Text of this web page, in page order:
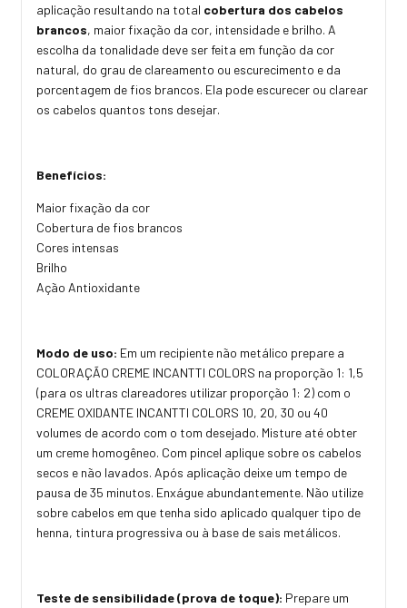
aplicação resultando na total cobertura dos cabelos
brancos, maior fixação da cor, intensidade e brilho. A
escolha da tonalidade deve ser feita em função da cor
natural, do grau de clareamento ou escurecimento e da
porcentagem de fios brancos. Ela pode escurecer ou clarear
os cabelos quantos tons desejar.
Benefícios:
Maior fixação da cor
Cobertura de fios brancos
Cores intensas
Brilho
Ação Antioxidante
Modo de uso: Em um recipiente não metálico prepare a
COLORAÇÃO CREME INCANTTI COLORS na proporção 1: 1,5
(para os ultras clareadores utilizar proporção 1: 2) com o
CREME OXIDANTE INCANTTI COLORS 10, 20, 30 ou 40
volumes de acordo com o tom desejado. Misture até obter
um creme homogêneo. Com pincel aplique sobre os cabelos
secos e não lavados. Após aplicação deixe um tempo de
pausa de 35 minutos. Enxágue abundantemente. Não utilize
sobre cabelos em que tenha sido aplicado qualquer tipo de
henna, tintura progressiva ou à base de sais metálicos.
Teste de sensibilidade (prova de toque): Prepare um